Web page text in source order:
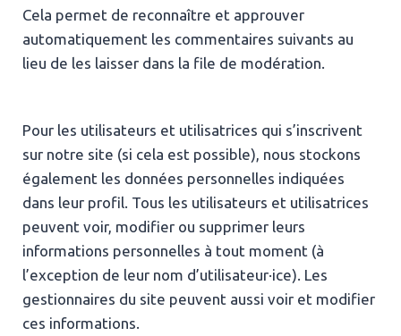
Cela permet de reconnaître et approuver
automatiquement les commentaires suivants au
lieu de les laisser dans la file de modération.
Pour les utilisateurs et utilisatrices qui s’inscrivent
sur notre site (si cela est possible), nous stockons
également les données personnelles indiquées
dans leur profil. Tous les utilisateurs et utilisatrices
peuvent voir, modifier ou supprimer leurs
informations personnelles à tout moment (à
l’exception de leur nom d’utilisateur·ice). Les
gestionnaires du site peuvent aussi voir et modifier
ces informations.